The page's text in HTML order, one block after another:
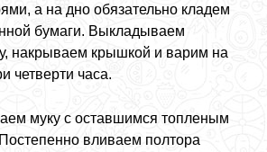
а на дно обязательно кладем
бумаги. Выкладываем
накрываем крышкой и варим на
четверти часа.
муку с оставшимся топленым
вливаем полтора